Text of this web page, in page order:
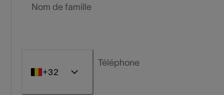
Nom de famille
+32
Téléphone